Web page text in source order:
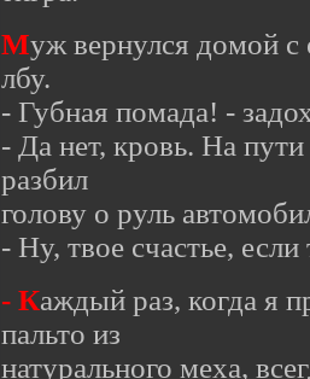
Муж вернулся домой с
лбу.
- Губная помада! -
- Да нет, кровь. На
разбил
голову о руль
- Ну, твое счастье, если
- Каждый раз, когда я
пальто из
натурального меха,